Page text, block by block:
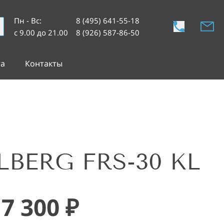
Пн - Вс:
с 9.00 до 21.00
8 (495) 641-55-18
8 (926) 587-86-50
Контакты
FRS-30 KL
300 ₽